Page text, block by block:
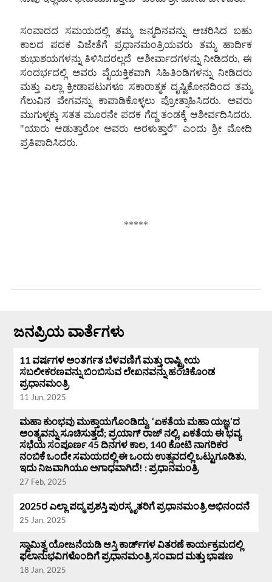
ಸಂವಾದದ ಸಮಯದಲ್ಲಿ ತಮ್ಮ ಜನ್ಮದಿನವನ್ನು ಆಚರಿಸಿದ
ಬಹು
ಕಾಲದ
ಪದಕ ವಿಜೇತೆಗೆ ಪ್ರಧಾನಮಂತ್ರಿಯವರು ತಮ್ಮ
ಹಾರ್ದಿಕ
ಶುಭಾಶಯಗಳನ್ನು ತಿಳಿಸಿದರಲ್ಲದೆ ಆಶೀರ್ವಾದಗಳನ್ನು ನೀಡಿದರು, ಈ
ಸಂದರ್ಭದಲ್ಲಿ ಅವರು ವೈಯಕ್ತಿಕವಾಗಿ ಸಿಹಿತಿಂಡಿಗಳನ್ನು ನೀಡಿದರು
ಮತ್ತು ಎಲ್ಲಾ ಕ್ರೀಡಾಪಟುಗಳೂ ಸಕಾರಾತ್ಮಕ ದೃಷ್ಟಿಕೋನದಿಂದ ತಮ್ಮ
ಗೆಲುವಿನ
ವೇಗವನ್ನು ಕಾಪಾಡಿಕೊಳ್ಳಲು
ಪ್ರೋತ್ಸಾಹಿಸಿದರು. ಅವರು
ಮುಗುಳ್ನಕ್ಕು ಸತತ ಮೂರನೇ ಪದಕ ಗೆದ್ದ ತಂಡಕ್ಕೆ ಆಶೀರ್ವದಿಸಿದರು.
"ಯಾರು ಆಡುತ್ತಾರೋ ಅವರು ಅರಳುತ್ತಾರೆ" ಎಂದು ಶ್ರೀ ಮೋದಿ
ಪ್ರತಿಪಾದಿಸಿದರು.
*****
ಜನಪ್ರಿಯ ವಾರ್ತೆಗಳು
11 ವರ್ಷಗಳ ಅಂತರ್ಗತ ಬೆಳವಣಿಗೆ ಮತ್ತು ರಾಷ್ಟ್ರೀಯ
ಸಬಲೀಕರಣವನ್ನು ಬಿಂಬಿಸುವ ಲೇಖನವನ್ನು ಹಂಚಿಕೊಂಡ
ಪ್ರಧಾನಮಂತ್ರಿ
11 Jun, 2025
ಮಹಾ ಕುಂಭವು ಮುಕ್ತಾಯಗೊಂಡಿದ್ದು, ‘ಏಕತೆಯ ಮಹಾ ಯಜ್ಞ’ದ
ಅಂತ್ಯವನ್ನು ಸೂಚಿಸುತ್ತದೆ; ಪ್ರಯಾಗ್ ರಾಜ್ ನಲ್ಲಿ, ಏಕತೆಯ ಈ ಭವ್ಯ
ಸಭೆಯ ಸಂಪೂರ್ಣ 45 ದಿನಗಳ ಕಾಲ, 140 ಕೋಟಿ ನಾಗರಿಕರ
ನಂಬಿಕೆ ಒಂದೇ ಸಮಯದಲ್ಲಿ ಈ ಒಂದು ಉತ್ಸವದಲ್ಲಿ ಒಟ್ಟುಗೂಡಿತು,
ಇದು ನಿಜವಾಗಿಯೂ ಅಗಾಧವಾಗಿದೆ! : ಪ್ರಧಾನಮಂತ್ರಿ
27 Feb, 2025
2025ರ ಎಲ್ಲಾ ಪದ್ಮ ಪ್ರಶಸ್ತಿ ಪುರಸ್ಕೃತರಿಗೆ ಪ್ರಧಾನಮಂತ್ರಿ ಅಭಿನಂದನೆ
25 Jan, 2025
ಸ್ವಾಮಿತ್ವ ಯೋಜನೆಯಡಿ ಆಸ್ತಿ ಕಾರ್ಡ್‌ಗಳ ವಿತರಣೆ ಕಾರ್ಯಕ್ರಮದಲ್ಲಿ
ಫಲಾನುಭವಿಗಳೊಂದಿಗೆ ಪ್ರಧಾನಮಂತ್ರಿ ಸಂವಾದ ಮತ್ತು ಭಾಷಣ
18 Jan, 2025